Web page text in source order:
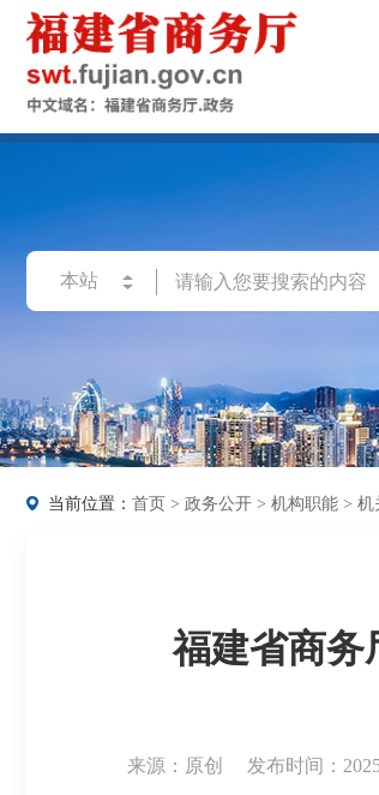
当前位置： 首页 > 政务公开 > 机构职能 > 机
福建省商务
来源：原创 发布时间：